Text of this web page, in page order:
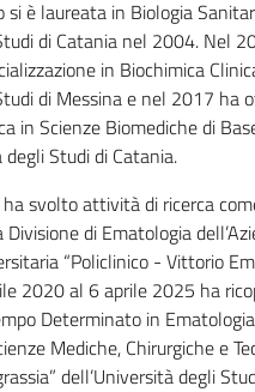
si è laureata in Biologia
di Catania nel 2004. Nel
in Biochimica
di Messina e nel 2017 ha
in Scienze Biomediche di
degli Studi di Catania.
svolto attività di ricerca
di Ematologia
“Policlinico - Vittorio
2020 al 6 aprile 2025 ha
Determinato in
Mediche, Chirurgiche e
dell’Università degli